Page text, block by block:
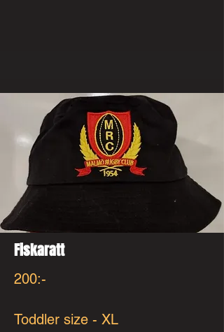
Fiskaratt
200:-
Toddler size - XL